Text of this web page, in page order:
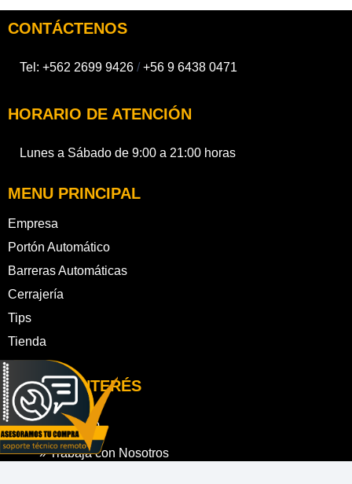
CONTÁCTENOS
Tel: +562 2699 9426 / +56 9 6438 0471
HORARIO DE ATENCIÓN
Lunes a Sábado de 9:00 a 21:00 horas
MENU PRINCIPAL
Empresa
Portón Automático
Barreras Automáticas
Cerrajería
Tips
Tienda
LINK DE INTERÉS
» Contacto
» Trabaja con Nosotros